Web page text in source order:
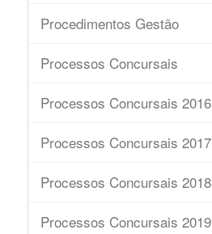
Procedimentos Gestão
Processos Concursais
Processos Concursais 2016
Processos Concursais 2017
Processos Concursais 2018
Processos Concursais 2019